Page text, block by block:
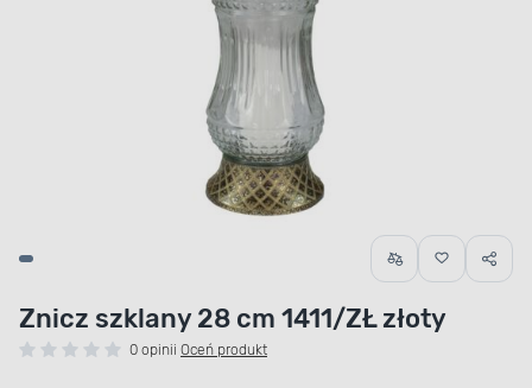
Znicz szklany 28 cm 1411/ZŁ złoty
0 opinii Oceń produkt